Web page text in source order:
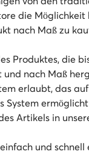
die
nach Maß zu
Produktes, die
nach Maß
erlaubt, das
System
Artikels in
und